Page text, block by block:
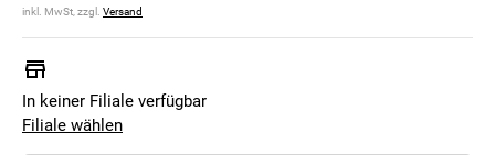
inkl. MwSt, zzgl. Versand
In keiner Filiale verfügbar
Filiale wählen